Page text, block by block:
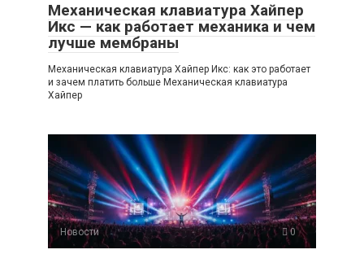
Механическая клавиатура Хайпер
Икс — как работает механика и чем
лучше мембраны
Механическая клавиатура Хайпер Икс: как это работает
и зачем платить больше Механическая клавиатура
Хайпер
Новости 0